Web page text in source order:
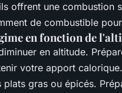
offrent une combustion
de combustible
en fonction de
en altitude.
votre apport
gras ou épicés.